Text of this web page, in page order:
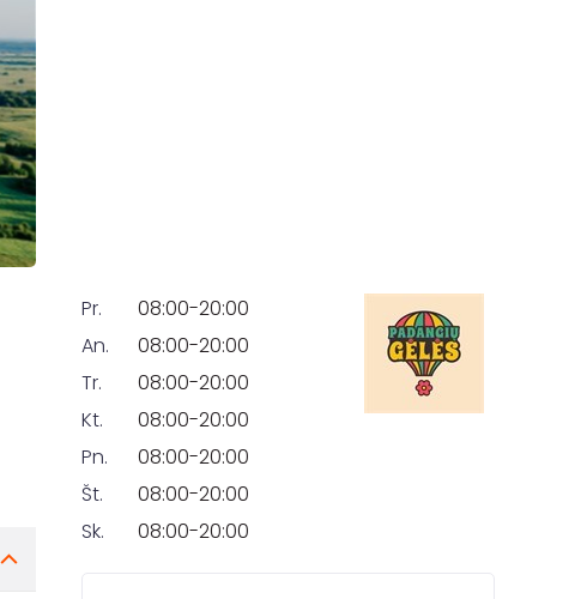
Pr.
08:00-20:00
An.
08:00-20:00
Tr.
08:00-20:00
Kt.
08:00-20:00
Pn.
08:00-20:00
Št.
08:00-20:00
Sk.
08:00-20:00